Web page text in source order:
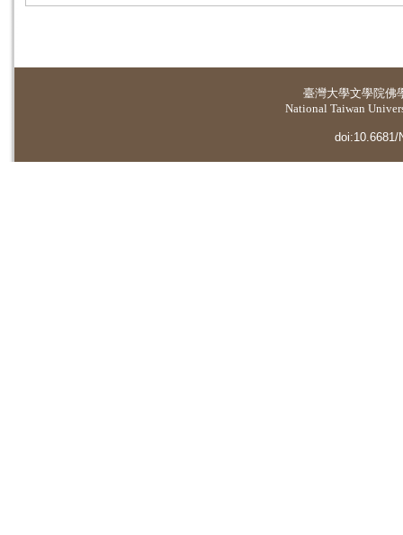
臺灣大學文學院佛
National Taiwan
doi:10.6681/